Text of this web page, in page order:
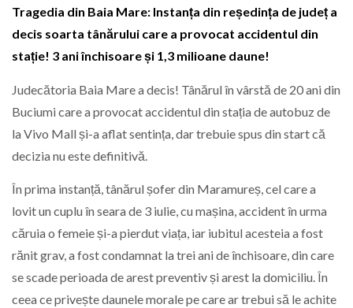
Tragedia din Baia Mare: Instanța din reședința de județ a
decis soarta tânărului care a provocat accidentul din
stație! 3 ani închisoare și 1,3 milioane daune!
Judecătoria Baia Mare a decis! Tânărul în vârstă de 20 ani din
Buciumi care a provocat accidentul din stația de autobuz de
la Vivo Mall și-a aflat sentința, dar trebuie spus din start că
decizia nu este definitivă.
În prima instanță, tânărul șofer din Maramureș, cel care a
lovit un cuplu în seara de 3 iulie, cu mașina, accident în urma
căruia o femeie și-a pierdut viața, iar iubitul acesteia a fost
rănit grav, a fost condamnat la trei ani de închisoare, din care
se scade perioada de arest preventiv și arest la domiciliu. În
ceea ce privește daunele morale pe care ar trebui să le achite